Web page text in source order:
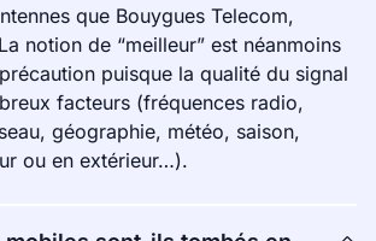
que Bouygues Telecom,
notion de “meilleur” est néanmoins
puisque la qualité du signal
facteurs (fréquences radio,
géographie, météo, saison,
ou en extérieur…).